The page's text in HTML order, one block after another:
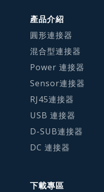
產品介紹
圓形連接器
混合型連接器
Power 連接器
Sensor連接器
RJ45連接器
USB 連接器
D-SUB連接器
DC 連接器
下載專區